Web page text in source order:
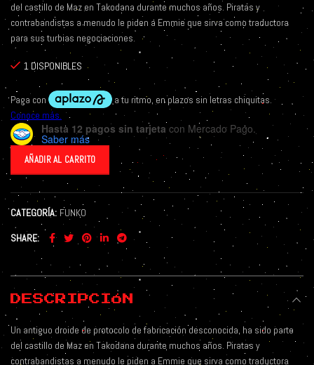
del castillo de Maz en Takodana durante muchos años. Piratas y
contrabandistas a menudo le piden a Emmie que sirva como traductora
para sus turbias negociaciones.
1 DISPONIBLES
Hasta 12 pagos sin tarjeta con Mercado Pago.
Saber más
AÑADIR AL CARRITO
CATEGORÍA: FUNKO
SHARE
DESCRIPCIÓN
Un antiguo droide de protocolo de fabricación desconocida, ha sido parte
del castillo de Maz en Takodana durante muchos años. Piratas y
contrabandistas a menudo le piden a Emmie que sirva como traductora